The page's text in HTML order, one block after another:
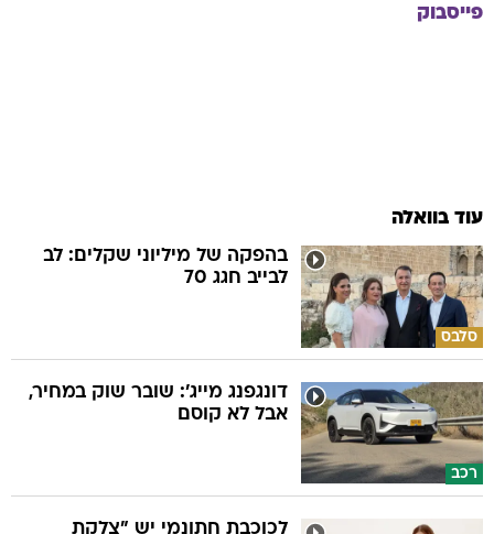
פייסבוק
עוד בוואלה
סלבס
בהפקה של מיליוני שקלים: לב
לבייב חגג 70
רכב
דונגפנג מייג': שובר שוק במחיר,
אבל לא קוסם
לכוכבת חתונמי יש "צלקת